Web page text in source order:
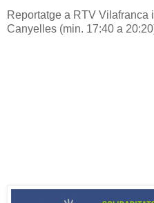
Reportatge a RTV Vilafranca
Canyelles (min. 17:40 a